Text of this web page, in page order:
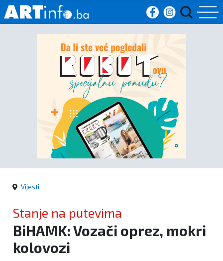
Početna
Kultura
kronika
Politika
Zanimljivosti
Vijesti
Stanje na putevima
BiHAMK: Vozači oprez, mokri
kolovozi